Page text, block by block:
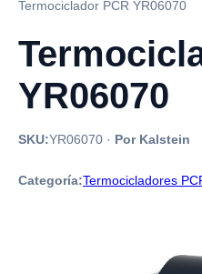
Termociclador PCR YR06070
YR06070
SKU:YR06070 · Por Kalstein
Categoría:Termocicladores